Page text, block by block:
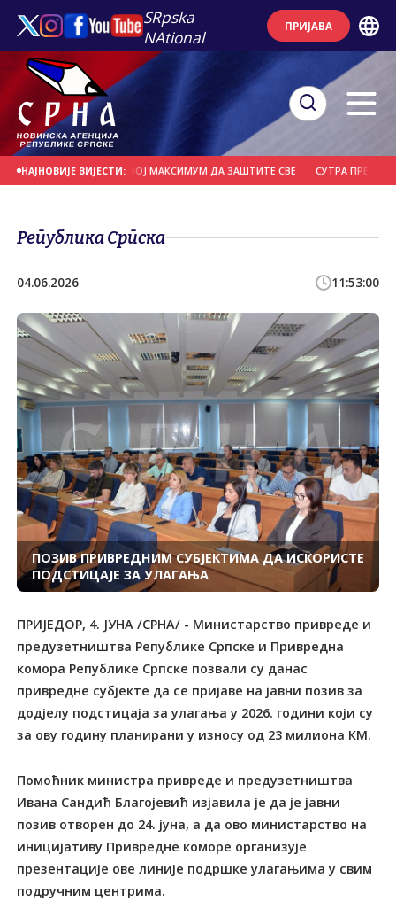
SRpska
NAtional
ПРИЈАВА
НАЈНОВИЈЕ ВИЈЕСТИ:
ДАЛИ СВОЈ МАКСИМУМ ДА ЗАШТИТЕ СВЕ СУТРА ПРЕТЕЖНО
Република Српска
04.06.2026 11:53:00
ПОЗИВ ПРИВРЕДНИМ СУБЈЕКТИМА ДА ИСКОРИСТЕ
ПОДСТИЦАЈЕ ЗА УЛАГАЊА
ПРИЈЕДОР, 4. ЈУНА /СРНА/ - Министарство привреде и
предузетништва Републике Српске и Привредна
комора Републике Српске позвали су данас
привредне субјекте да се пријаве на јавни позив за
додјелу подстицаја за улагања у 2026. години који су
за ову годину планирани у износу од 23 милиона КМ.
Помоћник министра привреде и предузетништва
Ивана Сандић Благојевић изјавила је да је јавни
позив отворен до 24. јуна, а да ово министарство на
иницијативу Привредне коморе организује
презентације ове линије подршке улагањима у свим
подручним центрима.